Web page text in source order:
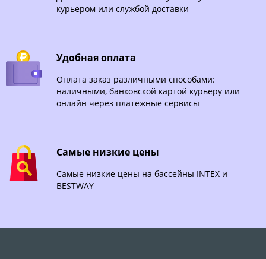
курьером или службой доставки
Удобная оплата
Оплата заказ различными способами:
наличными, банковской картой курьеру или
онлайн через платежные сервисы
Самые низкие цены
Самые низкие цены на бассейны INTEX и
BESTWAY